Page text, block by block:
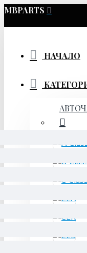
MBPARTS
НАЧАЛО